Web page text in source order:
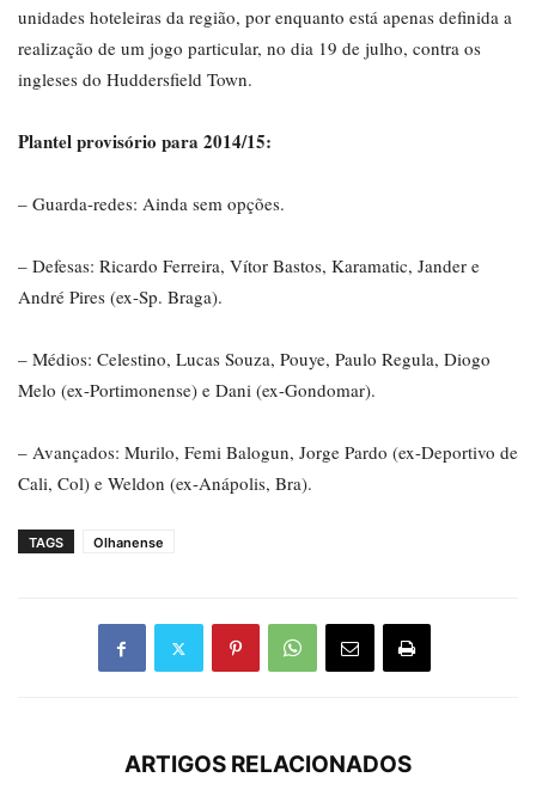
unidades hoteleiras da região, por enquanto está apenas definida a
realização de um jogo particular, no dia 19 de julho, contra os
ingleses do Huddersfield Town.
Plantel provisório para 2014/15:
– Guarda-redes: Ainda sem opções.
– Defesas: Ricardo Ferreira, Vítor Bastos, Karamatic, Jander e
André Pires (ex-Sp. Braga).
– Médios: Celestino, Lucas Souza, Pouye, Paulo Regula, Diogo
Melo (ex-Portimonense) e Dani (ex-Gondomar).
– Avançados: Murilo, Femi Balogun, Jorge Pardo (ex-Deportivo de
Cali, Col) e Weldon (ex-Anápolis, Bra).
TAGS Olhanense
ARTIGOS RELACIONADOS